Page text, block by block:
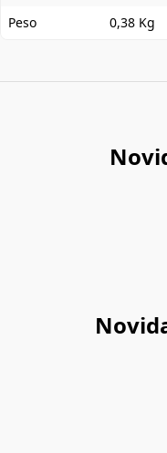
Peso
0,38 Kg